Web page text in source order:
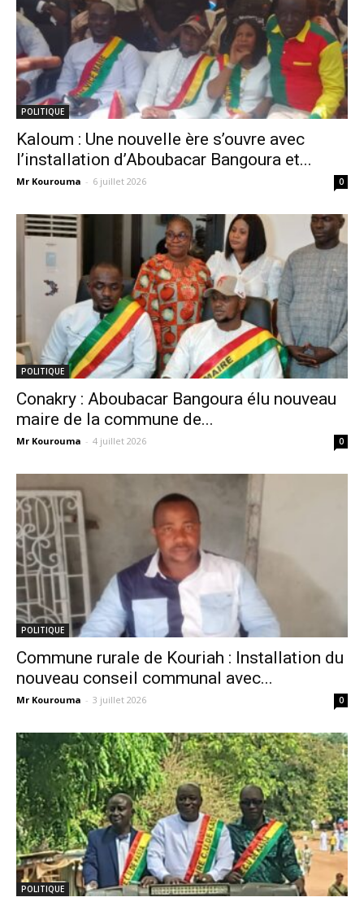
POLITIQUE
Kaloum : Une nouvelle ère s’ouvre avec
l’installation d’Aboubacar Bangoura et...
Mr Kourouma - 6 juillet 2026 0
POLITIQUE
Conakry : Aboubacar Bangoura élu nouveau
maire de la commune de...
Mr Kourouma - 4 juillet 2026 0
POLITIQUE
Commune rurale de Kouriah : Installation du
nouveau conseil communal avec...
Mr Kourouma - 3 juillet 2026 0
POLITIQUE